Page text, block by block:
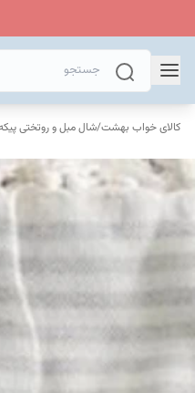
کالای خواب بهشت/شال مبل و روتختی